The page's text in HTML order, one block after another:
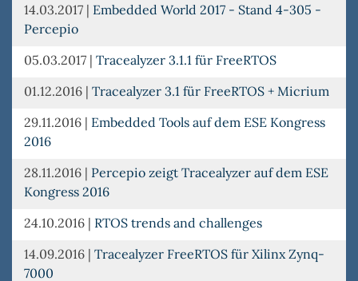
14.03.2017 | Embedded World 2017 - Stand 4-305 -
Percepio
05.03.2017 | Tracealyzer 3.1.1 für FreeRTOS
01.12.2016 | Tracealyzer 3.1 für FreeRTOS + Micrium
29.11.2016 | Embedded Tools auf dem ESE Kongress
2016
28.11.2016 | Percepio zeigt Tracealyzer auf dem ESE
Kongress 2016
24.10.2016 | RTOS trends and challenges
14.09.2016 | Tracealyzer FreeRTOS für Xilinx Zynq-
7000